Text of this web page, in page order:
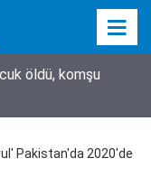
öldü, komşu
Pakistan'da 2020'de